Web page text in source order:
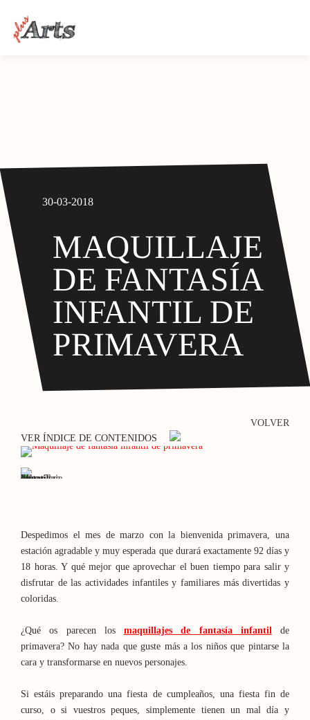
30-03-2018
MAQUILLAJE
DE FANTASÍA
INFANTIL DE
PRIMAVERA
VOLVER
VER ÍNDICE DE CONTENIDOS
Despedimos el mes de marzo con la bienvenida primavera, una
estación agradable y muy esperada que durará exactamente 92 días y
18 horas. Y qué mejor que aprovechar el buen tiempo para salir y
disfrutar de las actividades infantiles y familiares más divertidas y
coloridas.
¿Qué os parecen los maquillajes de fantasía infantilde
primavera? No hay nada que guste más a los niños que pintarse la
cara y transformarse en nuevos personajes.
Si estáis preparando una fiesta de cumpleaños, una fiesta fin de
curso, o si vuestros peques, simplemente tienen un mal día y